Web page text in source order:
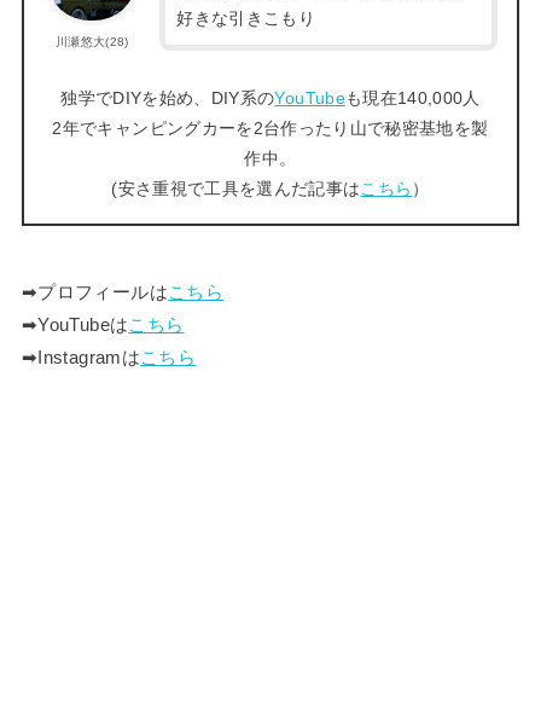
川瀬悠大(28)
好きな引きこもり
独学でDIYを始め、DIY系のYouTubeも現在140,000人
2年でキャンピングカーを2台作ったり山で秘密基地を製
作中。
(安さ重視で工具を選んだ記事はこちら ）
➡︎プロフィールはこちら
➡︎YouTubeはこちら
➡︎Instagramはこちら